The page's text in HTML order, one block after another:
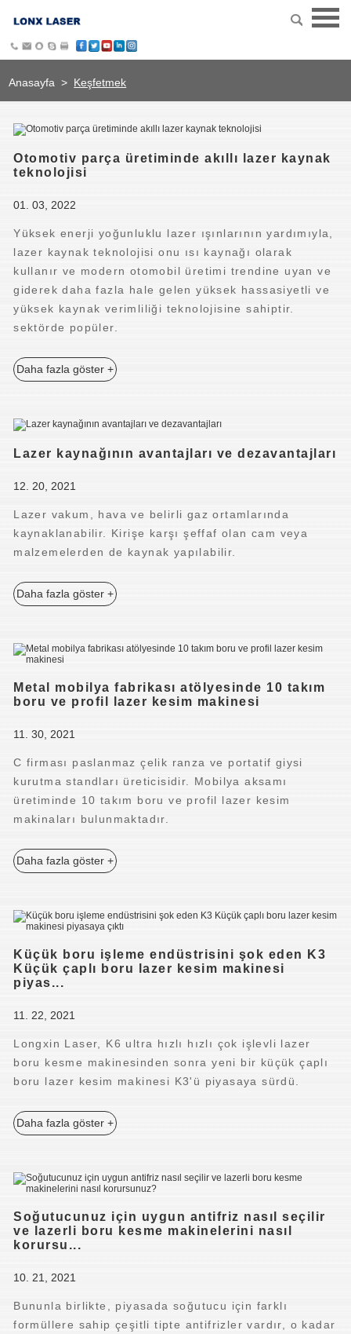
Anasayfa > Keşfetmek
Otomotiv parça üretiminde akıllı lazer kaynak
teknolojisi
01. 03, 2022
Yüksek enerji yoğunluklu lazer ışınlarının yardımıyla,
lazer kaynak teknolojisi onu ısı kaynağı olarak
kullanır ve modern otomobil üretimi trendine uyan ve
giderek daha fazla hale gelen yüksek hassasiyetli ve
yüksek kaynak verimliliği teknolojisine sahiptir.
sektörde popüler.
Daha fazla göster +
Lazer kaynağının avantajları ve dezavantajları
12. 20, 2021
Lazer vakum, hava ve belirli gaz ortamlarında
kaynaklanabilir. Kirişe karşı şeffaf olan cam veya
malzemelerden de kaynak yapılabilir.
Daha fazla göster +
Metal mobilya fabrikası atölyesinde 10 takım
boru ve profil lazer kesim makinesi
11. 30, 2021
C firması paslanmaz çelik ranza ve portatif giysi
kurutma standları üreticisidir. Mobilya aksamı
üretiminde 10 takım boru ve profil lazer kesim
makinaları bulunmaktadır.
Daha fazla göster +
Küçük boru işleme endüstrisini şok eden K3
Küçük çaplı boru lazer kesim makinesi
piyas...
11. 22, 2021
Longxin Laser, K6 ultra hızlı hızlı çok işlevli lazer
boru kesme makinesinden sonra yeni bir küçük çaplı
boru lazer kesim makinesi K3'ü piyasaya sürdü.
Daha fazla göster +
Soğutucunuz için uygun antifriz nasıl seçilir
ve lazerli boru kesme makinelerini nasıl
korursu...
10. 21, 2021
Bununla birlikte, piyasada soğutucu için farklı
formüllere sahip çeşitli tipte antifrizler vardır, o kadar